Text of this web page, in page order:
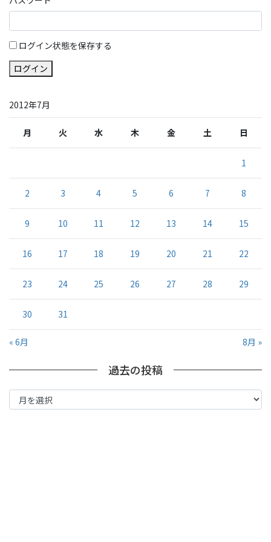
ログイン状態を保存する
ログイン
2012年7月
月 火 水 木 金 土 日
1
2 3 4 5 6 7 8
9 10 11 12 13 14 15
16 17 18 19 20 21 22
23 24 25 26 27 28 29
30 31
« 6月 8月 »
過去の投稿
過
去